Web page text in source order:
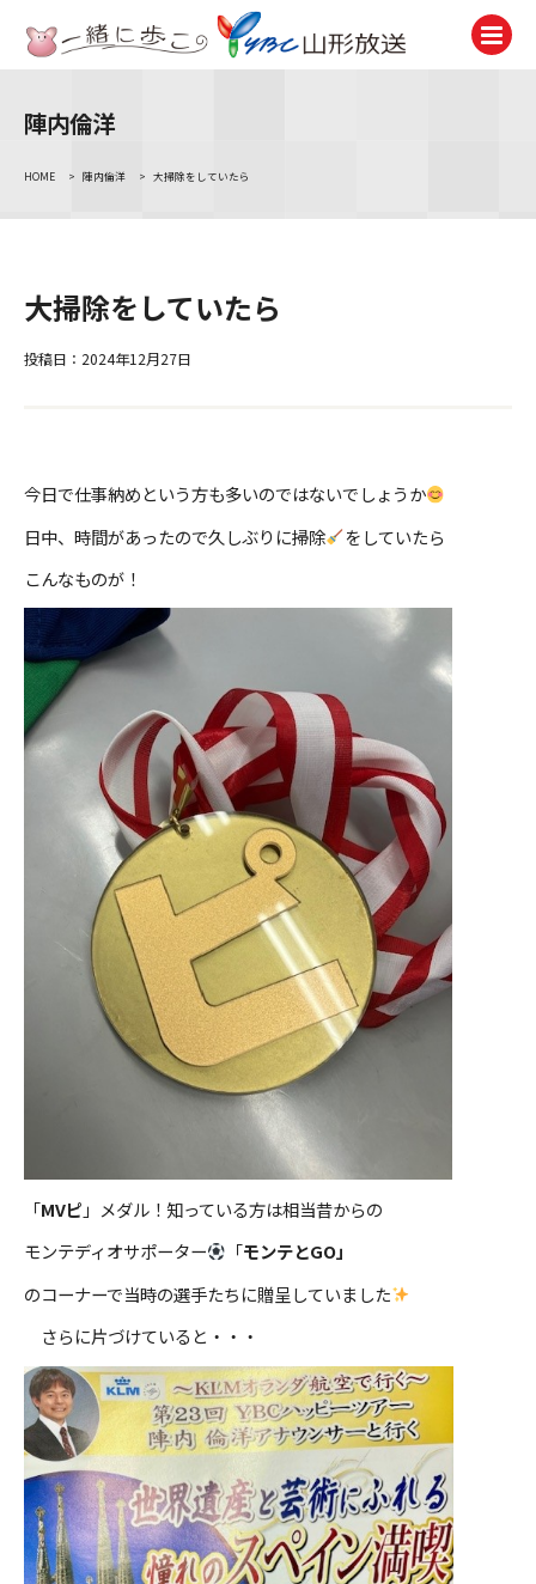
News
アナウンサー
試写会・プレゼント
ＹＢＣオンデマンド
やまがた情熱市場
陣内倫洋
HOME > 陣内倫洋 > 大掃除をしていたら
大掃除をしていたら
投稿日：2024年12月27日
今日で仕事納めという方も多いのではないでしょうか
日中、時間があったので久しぶりに掃除
をしていたら
こんなものが！
「MVピ 」メダル！知っている方は相当昔からの
モンテディオサポーター
「モンテとGO」
のコーナーで当時の選手たちに贈呈していました
さらに片づけていると・・・